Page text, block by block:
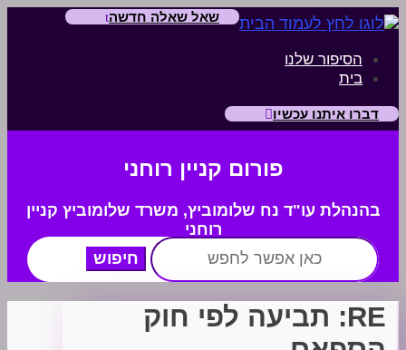
דברו איתנו עכשיו
שאל שאלה חדשה
הסיפור שלנו
בית
פורום קניין רוחני
בהנהלת עו"ד נח שלומוביץ, משרד שלומוביץ קניין
רוחני
חפש:
RE: תביעה לפי חוק